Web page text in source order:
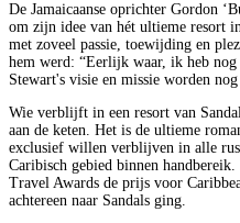
De Jamaicaanse oprichter Gordon
om zijn idee van hét ultieme resort
met zoveel passie, toewijding en
hem werd: “Eerlijk waar, ik heb
Stewart's visie en missie worden
Wie verblijft in een resort van
aan de keten. Het is de ultieme
exclusief willen verblijven in alle
Caribisch gebied binnen
Travel Awards de prijs voor
achtereen naar Sandals ging.